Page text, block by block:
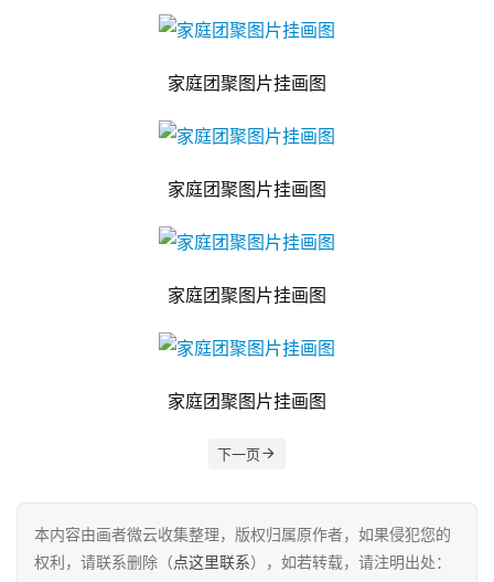
家庭团聚图片挂画图
家庭团聚图片挂画图
家庭团聚图片挂画图
家庭团聚图片挂画图
下一页
本内容由画者微云收集整理，版权归属原作者，如果侵犯您的
权利，请联系删除（点这里联系），如若转载，请注明出处：